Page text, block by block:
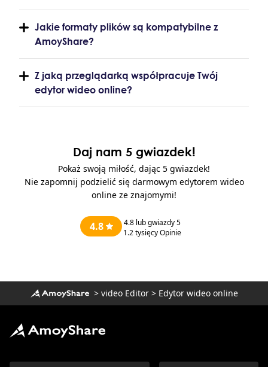
Jakie formaty plików są kompatybilne z
AmoyShare?
Z jaką przeglądarką współpracuje Twój
edytor wideo online?
Daj nam 5 gwiazdek!
Pokaż swoją miłość, dając 5 gwiazdek!
Nie zapomnij podzielić się darmowym edytorem wideo
online ze znajomymi!
4.8 4.8lub gwiazdy 5
1.2 tysięcyOpinie
> video Editor> Edytor wideo online